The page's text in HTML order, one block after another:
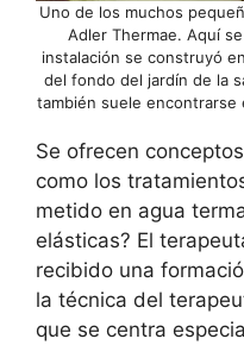
Uno de los muchos
Adler Thermae. Aquí
instalación se construyó
del fondo del jardín de la
también suele
Se ofrecen
como los
metido en agua
elásticas? El
recibido una
la técnica del
que se centra